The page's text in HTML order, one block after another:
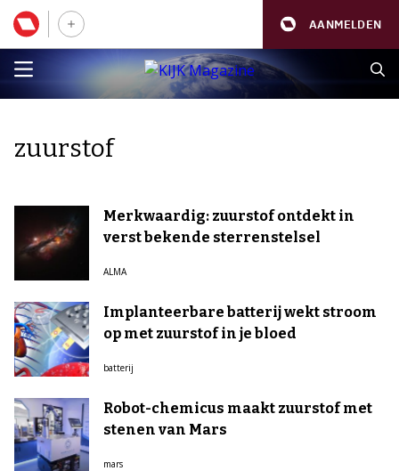
AANMELDEN
zuurstof
Merkwaardig: zuurstof ontdekt in
verst bekende sterrenstelsel
ALMA
Implanteerbare batterij wekt stroom
op met zuurstof in je bloed
batterij
Robot-chemicus maakt zuurstof met
stenen van Mars
mars